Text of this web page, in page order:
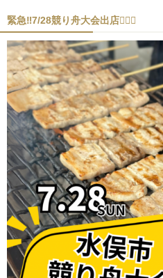
緊急‼︎7/28競り舟大会出店🚣‍♂️✨